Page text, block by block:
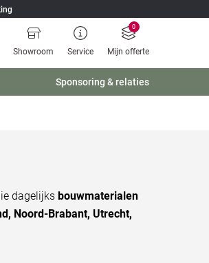
Showroom Service
0
Mijn offerte
Sponsoring & relaties
dagelijks bouwmaterialen
Noord-Brabant, Utrecht,